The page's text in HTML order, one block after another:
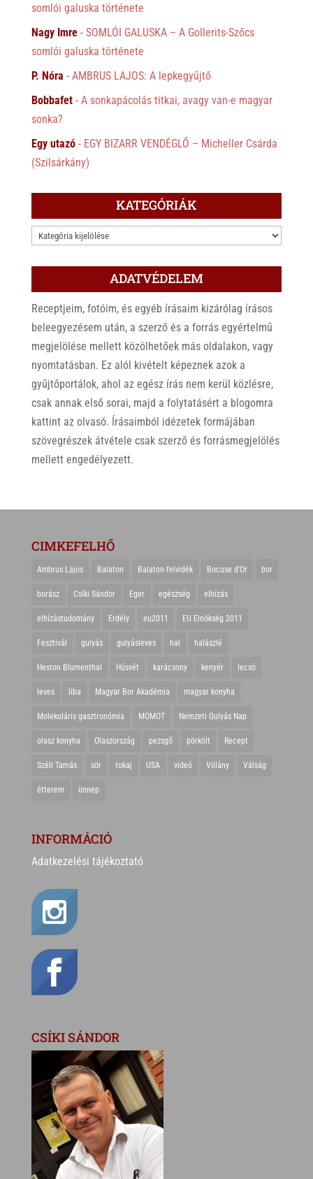
somlói galuska története
Nagy Imre- SOMLÓI GALUSKA – A Gollerits-Szőcs
somlói galuska története
P. Nóra - AMBRUS LAJOS: A lepkegyűjtő
Bobbafet- A sonkapácolás titkai, avagy van-e magyar
sonka?
Egy utazó- EGY BIZARR VENDÉGLŐ – Micheller Csárda
(Szilsárkány)
KATEGÓRIÁK
KATEGÓRIÁK
ADATVÉDELEM
Receptjeim, fotóim, és egyéb írásaim kizárólag írásos
beleegyezésem után, a szerző és a forrás egyértelmű
megjelölése mellett közölhetőek más oldalakon, vagy
nyomtatásban. Ez alól kivételt képeznek azok a
gyűjtőportálok, ahol az egész írás nem kerül közlésre,
csak annak első sorai, majd a folytatásért a blogomra
kattint az olvasó. Írásaimból idézetek formájában
szövegrészek átvétele csak szerző és forrásmegjelölés
mellett engedélyezett.
CIMKEFELHŐ
Ambrus Lajos Balaton Balaton-felvidék Bocuse d'Or bor
borász Csíki Sándor Eger egészség elhízás
elhízástudomány Erdély eu2011 EU Elnökség 2011
Fesztivál gulyás gulyásleves hal halászlé
Heston Blumenthal Húsvét karácsony kenyér lecsó
leves liba Magyar Bor Akadémia magyar konyha
Molekuláris gasztronómia MOMOT Nemzeti Gulyás Nap
olasz konyha Olaszország pezsgő pörkölt Recept
Széll Tamás sör tokaj USA videó Villány Válság
étterem ünnep
INFORMÁCIÓ
Adatkezelési tájékoztató
CSÍKI SÁNDOR